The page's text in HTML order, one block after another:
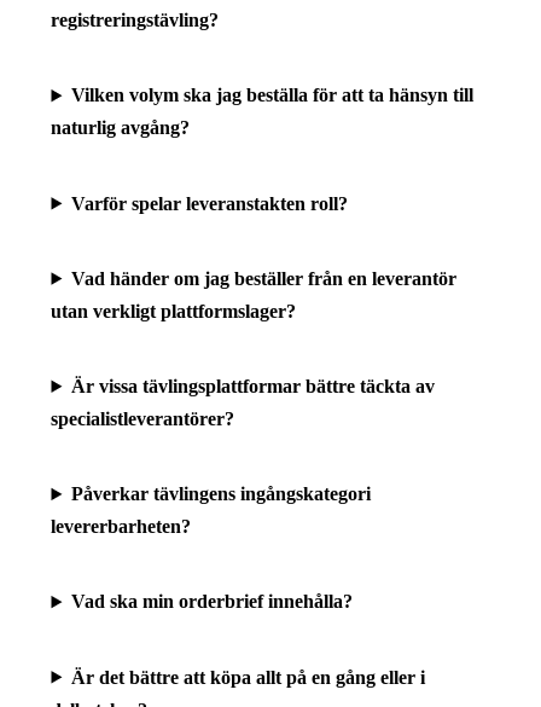
registreringstävling?
Vilken volym ska jag beställa för att ta hänsyn till
naturlig avgång?
Varför spelar leveranstakten roll?
Vad händer om jag beställer från en leverantör
utan verkligt plattformslager?
Är vissa tävlingsplattformar bättre täckta av
specialistleverantörer?
Påverkar tävlingens ingångskategori
levererbarheten?
Vad ska min orderbrief innehålla?
Är det bättre att köpa allt på en gång eller i